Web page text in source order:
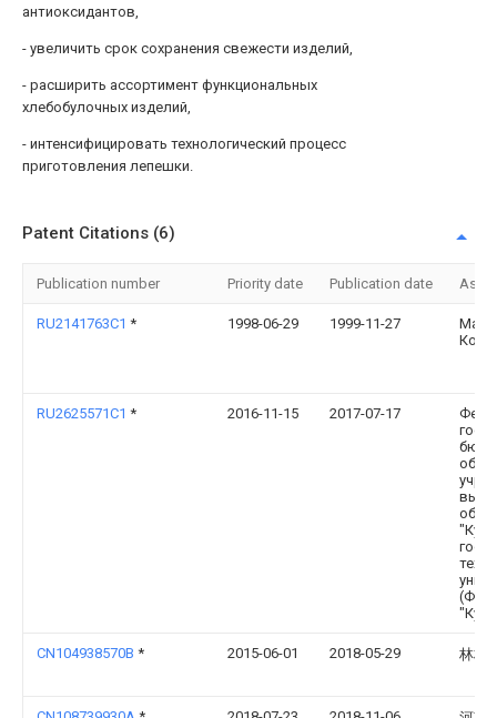
антиоксидантов,
- увеличить срок сохранения свежести изделий,
- расширить ассортимент функциональных
хлебобулочных изделий,
- интенсифицировать технологический процесс
приготовления лепешки.
Patent Citations (6)
Publication number Priority date Publication date
RU2141763C1 * 1998-06-29 1999-11-27
RU2625571C1 * 2016-11-15 2017-07-17
CN104938570B * 2015-06-01 2018-05-29 林权